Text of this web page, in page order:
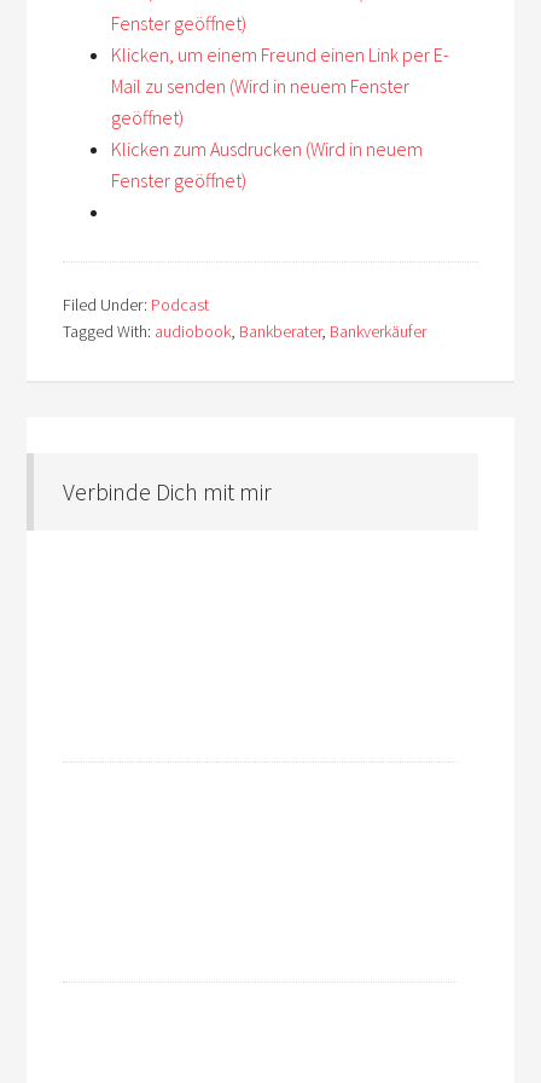
Fenster geöffnet)
Klicken, um einem Freund einen Link per E-
Mail zu senden (Wird in neuem Fenster
geöffnet)
Klicken zum Ausdrucken (Wird in neuem
Fenster geöffnet)
Filed Under: Podcast
Tagged With: audiobook, Bankberater, Bankverkäufer
Verbinde Dich mit mir